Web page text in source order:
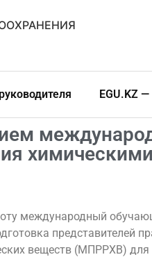
EGU.KZ
международный
представителей
веществ (МПРРХВ)